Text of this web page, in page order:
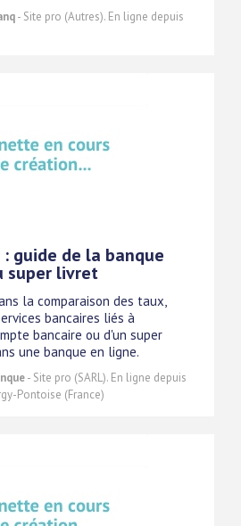
- Site pro (Autres). En ligne depuis
guide de la banque
super livret
la comparaison des taux,
bancaires liés à
bancaire ou d'un super
une banque en ligne.
- Site pro (SARL). En ligne depuis
Pontoise (France)